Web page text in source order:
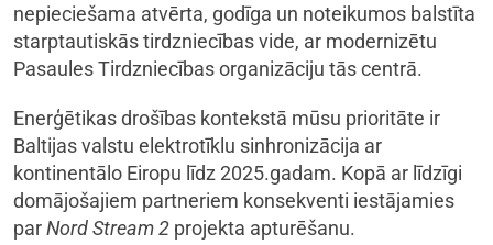
nepieciešama atvērta, godīga un noteikumos balstīta
starptautiskās tirdzniecības vide, ar modernizētu
Pasaules Tirdzniecības organizāciju tās centrā.
Enerģētikas drošības kontekstā mūsu prioritāte ir
Baltijas valstu elektrotīklu sinhronizācija ar
kontinentālo Eiropu līdz 2025.gadam. Kopā ar līdzīgi
domājošajiem partneriem konsekventi iestājamies
parNord Stream 2 projekta apturēšanu.